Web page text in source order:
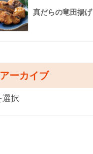
真だらの竜田揚げ
アーカイブ